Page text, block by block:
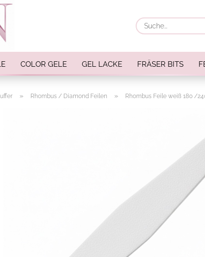
COLOR GELE GEL LACKE FRÄSER BITS
» Rhombus / Diamond Feilen » Rhombus Feile weiß 180 /